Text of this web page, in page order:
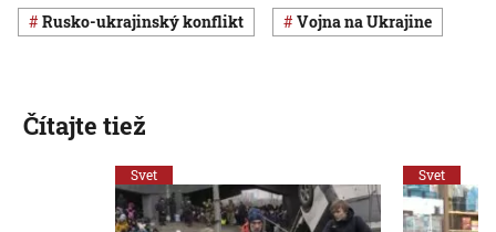
rusko-ukrajinský konflikt vojna na Ukrajine
Čítajte tiež
Svet Svet